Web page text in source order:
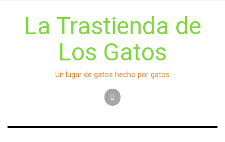
La Trastienda de
Los Gatos
Un lugar de gatos hecho por gatos